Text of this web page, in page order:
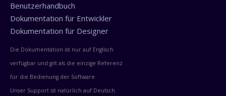
Benutzerhandbuch
Dokumentation für Entwickler
Dokumentation für Designer
Die Dokumentation ist nur auf Englisch
verfügbar und gilt als die einzige Referenz
für die Bedienung der Software
Unser Support ist natürlich auf Deutsch.